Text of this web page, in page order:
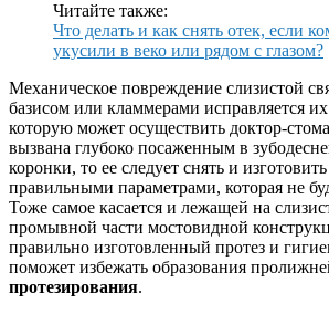
Читайте также:
Что делать и как снять отек, если
укусили в веко или рядом с глазом?
Механическое повреждение слизистой
базисом или кламмерами исправляется
которую может осуществить доктор-
вызвана глубоко посаженным в
коронки, то ее следует снять и
правильными параметрами, которая не
Тоже самое касается и лежащей на
промывной части мостовидной
правильно изготовленный протез и
поможет избежать образования
протезирования.